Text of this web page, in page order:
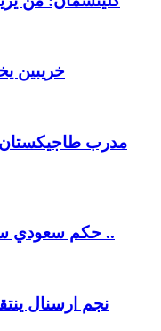
خريبين
مدرب طاجيكستان
حكم سعودي سابق: طرد أيمن حسين صحيح ولكن ..
نجم ارسنال